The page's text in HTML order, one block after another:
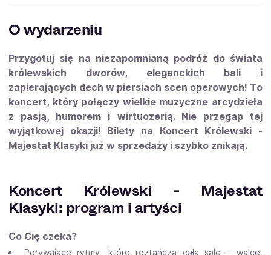
O wydarzeniu
Przygotuj się na niezapomnianą podróż do świata
królewskich dworów, eleganckich bali i
zapierających dech w piersiach scen operowych! To
koncert, który połączy wielkie muzyczne arcydzieła
z pasją, humorem i wirtuozerią. Nie przegap tej
wyjątkowej okazji! Bilety na Koncert Królewski -
Majestat Klasyki już w sprzedaży i szybko znikają.
Koncert Królewski - Majestat
Klasyki: program i artyści
Co Cię czeka?
Porywające rytmy, które roztańczą całą salę – walce,